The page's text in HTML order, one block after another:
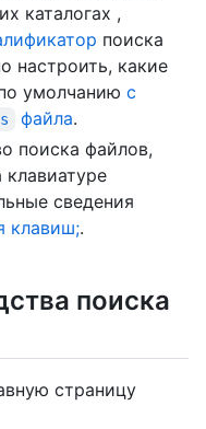
каталогах ,
поиска
настроить, какие
умолчанию с
файла.
поиска файлов,
сведения
клавиш;.
поиска
страницу